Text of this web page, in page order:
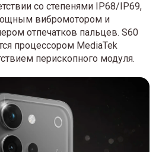
со степенями IP68/IP69,
вибромотором и
отпечатков пальцев. S60
процессором MediaTek
перископного модуля.